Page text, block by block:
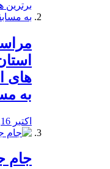
های
به
اکتبر 16, 2019
جام